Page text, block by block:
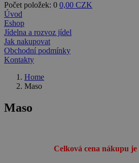
Počet položek: 0 0,00 CZK
Úvod
Eshop
Jídelna a rozvoz jídel
Jak nakupovat
Obchodní podmínky
Kontakty
Home
Maso
Maso
Celková cena nákupu